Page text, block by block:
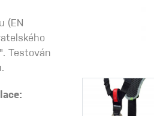
(EN
Testován